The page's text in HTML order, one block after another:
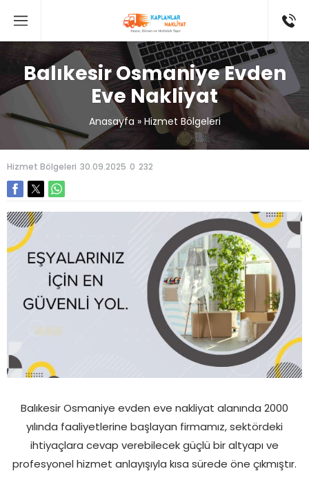
Balıkesir Osmaniye Evden
Eve Nakliyat
Anasayfa» Hizmet Bölgeleri
Hizmet Bölgeleri 30.09.2025 0 232
Balıkesir Osmaniye evden eve nakliyat alanında 2000
yılında faaliyetlerine başlayan firmamız, sektördeki
ihtiyaçlara cevap verebilecek güçlü bir altyapı ve
profesyonel hizmet anlayışıyla kısa sürede öne çıkmıştır.